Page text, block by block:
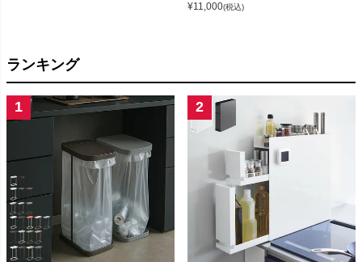
¥11,000(税込)
ランキング
1 2